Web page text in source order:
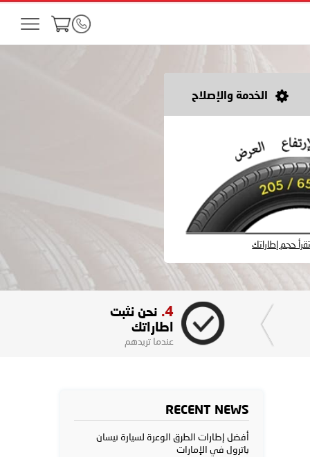
الخدمة والإصلاح
حجم إطاراتك
4. نحن نثبت
اطاراتك
عندما تريدهم
RECENT NEWS
أفضل إطارات الطرق الوعرة لسيارة نيسان
باترول في الإمارات